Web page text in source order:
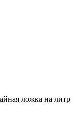
ложка на литр